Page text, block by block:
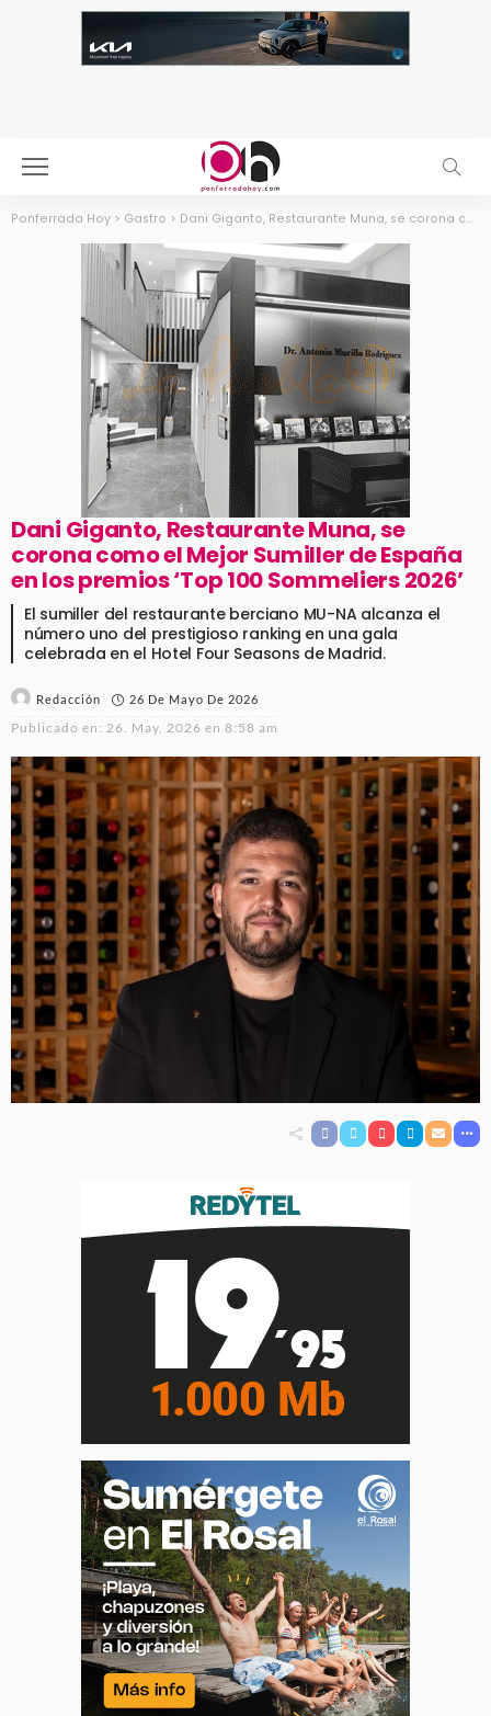
Ponferrada Hoy > Gastro > Dani Giganto, Restaurante Muna, se corona como el Mejor Sumiller de España en los premios ‘Top 100 Sommeliers 2026’
Dani Giganto, Restaurante Muna, se
corona como el Mejor Sumiller de España
en los premios ‘Top 100 Sommeliers 2026’
El sumiller del restaurante berciano MU-NA alcanza el
número uno del prestigioso ranking en una gala
celebrada en el Hotel Four Seasons de Madrid.
Redacción 26 De Mayo De 2026
Publicado en: 26. May, 2026 en 8:58 am